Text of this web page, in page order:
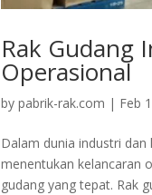
Rak Gudang
Operasional
bypabrik-rak.com | Feb
Dalam dunia industri
menentukan kelancaran
gudang yang tepat. Rak